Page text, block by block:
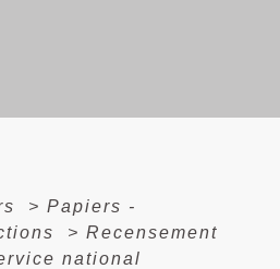
> Papiers -
> Recensement
national